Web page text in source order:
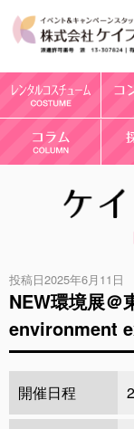
投稿日2025年6月11日
NEW環境展
environment
開催日程